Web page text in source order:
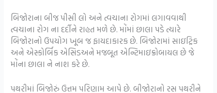
બિજોરાના બીજ પીસી લો અને ત્વચાના રોગમાં લગાવવાથી
ત્વચાના રોગ ના દર્દીને રાહત મળે છે. મોંમાં છાલા પડે ત્યારે
બિજોરાનો ઉપયોગ ખૂબ જ ફાયદાકારક છે. બિજોરામાં સાઇટ્રિક
અને એસ્કોર્બિક એસિડઅને મજબૂત એન્ટિમાઇક્રોબાયલ છે જે
મોંના છાલા ને નાશ કરે છે.
પથરીમાં બિજોરું ઉત્તમ પરિણામ આપે છે. બીજોરાનો રસ પથરીને